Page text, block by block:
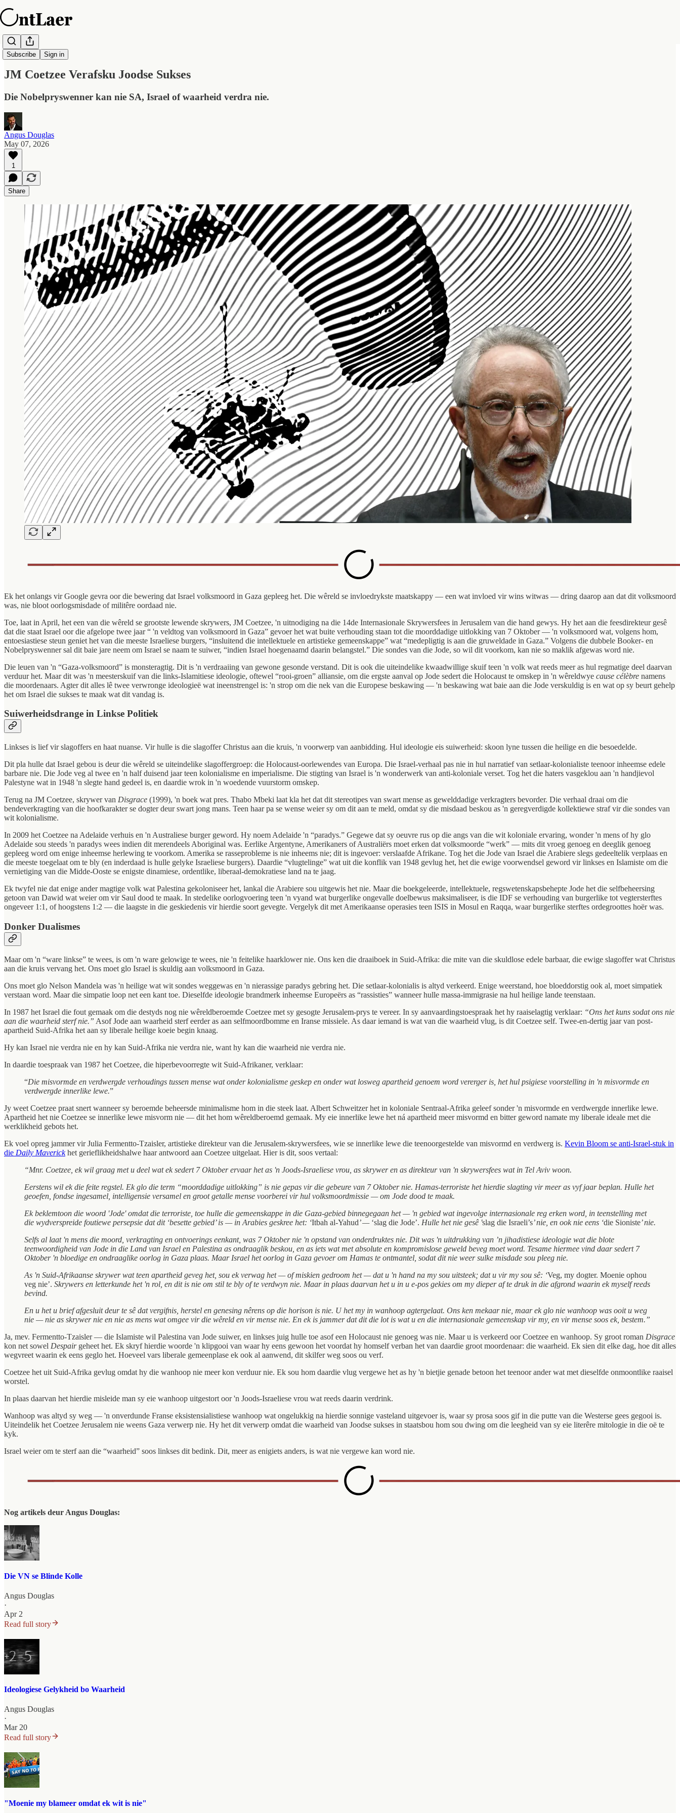
Subscribe Sign in
OntLaer Daagliks
JM Coetzee Verafsku Joodse Sukses
Die Nobelpryswenner kan nie SA, Israel of waarheid verdra nie.
Angus Douglas
May 07, 2026
1
Share
Ek het onlangs vir Google gevra oor die bewering dat Israel volksmoord in Gaza gepleeg het. Die wêreld se invloedrykste maatskappy — een wat invloed vir wins witwas — dring daarop aan dat dit volksmoord
was, nie bloot oorlogsmisdade of militêre oordaad nie.
Toe, laat in April, het een van die wêreld se grootste lewende skrywers, JM Coetzee, 'n uitnodiging na die 14de Internasionale Skrywersfees in Jerusalem van die hand gewys. Hy het aan die feesdirekteur gesê
dat die staat Israel oor die afgelope twee jaar “ 'n veldtog van volksmoord in Gaza” gevoer het wat buite verhouding staan tot die moorddadige uitlokking van 7 Oktober — 'n volksmoord wat, volgens hom,
entoesiastiese steun geniet het van die meeste Israeliese burgers, “insluitend die intellektuele en artistieke gemeenskappe” wat “medepligtig is aan die gruweldade in Gaza.” Volgens die dubbele Booker- en
Nobelpryswenner sal dit baie jare neem om Israel se naam te suiwer, “indien Israel hoegenaamd daarin belangstel.” Die sondes van die Jode, so wil dit voorkom, kan nie so maklik afgewas word nie.
Die leuen van 'n “Gaza-volksmoord” is monsteragtig. Dit is 'n verdraaiing van gewone gesonde verstand. Dit is ook die uiteindelike kwaadwillige skuif teen 'n volk wat reeds meer as hul regmatige deel daarvan
verduur het. Maar dit was 'n meesterskuif van die links-Islamitiese ideologie, oftewel “rooi-groen” alliansie, om die ergste aanval op Jode sedert die Holocaust te omskep in 'n wêreldwye cause célèbre namens
die moordenaars. Agter dit alles lê twee verwronge ideologieë wat ineenstrengel is: 'n strop om die nek van die Europese beskawing — 'n beskawing wat baie aan die Jode verskuldig is en wat op sy beurt gehelp
het om Israel die sukses te maak wat dit vandag is.
Suiwerheidsdrange in Linkse Politiek
Linkses is lief vir slagoffers en haat nuanse. Vir hulle is die slagoffer Christus aan die kruis, 'n voorwerp van aanbidding. Hul ideologie eis suiwerheid: skoon lyne tussen die heilige en die besoedelde.
Dit pla hulle dat Israel gebou is deur die wêreld se uiteindelike slagoffergroep: die Holocaust-oorlewendes van Europa. Die Israel-verhaal pas nie in hul narratief van setlaar-kolonialiste teenoor inheemse edele
barbare nie. Die Jode veg al twee en 'n half duisend jaar teen kolonialisme en imperialisme. Die stigting van Israel is 'n wonderwerk van anti-koloniale verset. Tog het die haters vasgeklou aan 'n handjievol
Palestyne wat in 1948 'n slegte hand gedeel is, en daardie wrok in 'n woedende vuurstorm omskep.
Terug na JM Coetzee, skrywer van Disgrace (1999), 'n boek wat pres. Thabo Mbeki laat kla het dat dit stereotipes van swart mense as gewelddadige verkragters bevorder. Die verhaal draai om die
bendeverkragting van die hoofkarakter se dogter deur swart jong mans. Teen haar pa se wense weier sy om dit aan te meld, omdat sy die misdaad beskou as 'n geregverdigde kollektiewe straf vir die sondes van
wit kolonialisme.
In 2009 het Coetzee na Adelaide verhuis en 'n Australiese burger geword. Hy noem Adelaide 'n “paradys.” Gegewe dat sy oeuvre rus op die angs van die wit koloniale ervaring, wonder 'n mens of hy glo
Adelaide sou steeds 'n paradys wees indien dit merendeels Aboriginal was. Eerlike Argentyne, Amerikaners of Australiërs moet erken dat volksmoorde “werk” — mits dit vroeg genoeg en deeglik genoeg
gepleeg word om enige inheemse herlewing te voorkom. Amerika se rasseprobleme is nie inheems nie; dit is ingevoer: verslaafde Afrikane. Tog het die Jode van Israel die Arabiere slegs gedeeltelik verplaas en
die meeste toegelaat om te bly (en inderdaad is hulle gelyke Israeliese burgers). Daardie “vlugtelinge” wat uit die konflik van 1948 gevlug het, het die ewige voorwendsel geword vir linkses en Islamiste om die
vernietiging van die Midde-Ooste se enigste dinamiese, ordentlike, liberaal-demokratiese land na te jaag.
Ek twyfel nie dat enige ander magtige volk wat Palestina gekoloniseer het, lankal die Arabiere sou uitgewis het nie. Maar die boekgeleerde, intellektuele, regswetenskapsbehepte Jode het die selfbeheersing
getoon van Dawid wat weier om vir Saul dood te maak. In stedelike oorlogvoering teen 'n vyand wat burgerlike ongevalle doelbewus maksimaliseer, is die IDF se verhouding van burgerlike tot vegtersterftes
ongeveer 1:1, of hoogstens 1:2 — die laagste in die geskiedenis vir hierdie soort gevegte. Vergelyk dit met Amerikaanse operasies teen ISIS in Mosul en Raqqa, waar burgerlike sterftes ordegroottes hoër was.
Donker Dualismes
Maar om 'n “ware linkse” te wees, is om 'n ware gelowige te wees, nie 'n feitelike haarklower nie. Ons ken die draaiboek in Suid-Afrika: die mite van die skuldlose edele barbaar, die ewige slagoffer wat Christus
aan die kruis vervang het. Ons moet glo Israel is skuldig aan volksmoord in Gaza.
Ons moet glo Nelson Mandela was 'n heilige wat wit sondes weggewas en 'n nierassige paradys gebring het. Die setlaar-kolonialis is altyd verkeerd. Enige weerstand, hoe bloeddorstig ook al, moet simpatiek
verstaan word. Maar die simpatie loop net een kant toe. Dieselfde ideologie brandmerk inheemse Europeërs as “rassisties” wanneer hulle massa-immigrasie na hul heilige lande teenstaan.
In 1987 het Israel die fout gemaak om die destyds nog nie wêreldberoemde Coetzee met sy gesogte Jerusalem-prys te vereer. In sy aanvaardingstoespraak het hy raaiselagtig verklaar: “Ons het kuns sodat ons nie
aan die waarheid sterf nie.” Asof Jode aan waarheid sterf eerder as aan selfmoordbomme en Iranse missiele. As daar iemand is wat van die waarheid vlug, is dit Coetzee self. Twee-en-dertig jaar van post-
apartheid Suid-Afrika het aan sy liberale heilige koeie begin knaag.
Hy kan Israel nie verdra nie en hy kan Suid-Afrika nie verdra nie, want hy kan die waarheid nie verdra nie.
In daardie toespraak van 1987 het Coetzee, die hiperbevoorregte wit Suid-Afrikaner, verklaar:
“Die misvormde en verdwergde verhoudings tussen mense wat onder kolonialisme geskep en onder wat losweg apartheid genoem word vererger is, het hul psigiese voorstelling in 'n misvormde en
verdwergde innerlike lewe.”
Jy weet Coetzee praat snert wanneer sy beroemde beheersde minimalisme hom in die steek laat. Albert Schweitzer het in koloniale Sentraal-Afrika geleef sonder 'n misvormde en verdwergde innerlike lewe.
Apartheid het nie Coetzee se innerlike lewe misvorm nie — dit het hom wêreldberoemd gemaak. My eie innerlike lewe het ná apartheid meer misvormd en bitter geword namate my liberale ideale met die
werklikheid gebots het.
Ek voel opreg jammer vir Julia Fermentto-Tzaisler, artistieke direkteur van die Jerusalem-skrywersfees, wie se innerlike lewe die teenoorgestelde van misvormd en verdwerg is. Kevin Bloom se anti-Israel-stuk in
die Daily Maverickhet gerieflikheidshalwe haar antwoord aan Coetzee uitgelaat. Hier is dit, soos vertaal:
“Mnr. Coetzee, ek wil graag met u deel wat ek sedert 7 Oktober ervaar het as 'n Joods-Israeliese vrou, as skrywer en as direkteur van 'n skrywersfees wat in Tel Aviv woon.
Eerstens wil ek die feite regstel. Ek glo die term “moorddadige uitlokking” is nie gepas vir die gebeure van 7 Oktober nie. Hamas-terroriste het hierdie slagting vir meer as vyf jaar beplan. Hulle het
geoefen, fondse ingesamel, intelligensie versamel en groot getalle mense voorberei vir hul volksmoordmissie — om Jode dood te maak.
Ek beklemtoon die woord 'Jode' omdat die terroriste, toe hulle die gemeenskappe in die Gaza-gebied binnegegaan het — 'n gebied wat ingevolge internasionale reg erken word, in teenstelling met
die wydverspreide foutiewe persepsie dat dit ‘besette gebied’ is — in Arabies geskree het: ‘Itbah al-Yahud’ —‘slag die Jode’. Hulle het nie gesê 'slag die Israeli’s’ nie, en ook nie eens ‘die Sioniste’ nie.
Selfs al laat 'n mens die moord, verkragting en ontvoerings eenkant, was 7 Oktober nie 'n opstand van onderdruktes nie. Dit was 'n uitdrukking van ’n jihadistiese ideologie wat die blote
teenwoordigheid van Jode in die Land van Israel en Palestina as ondraaglik beskou, en as iets wat met absolute en kompromislose geweld beveg moet word. Tesame hiermee vind daar sedert 7
Oktober 'n bloedige en ondraaglike oorlog in Gaza plaas. Maar Israel het oorlog in Gaza gevoer om Hamas te ontmantel, sodat dit nie weer sulke misdade sou pleeg nie.
As 'n Suid-Afrikaanse skrywer wat teen apartheid geveg het, sou ek verwag het — of miskien gedroom het — dat u 'n hand na my sou uitsteek; dat u vir my sou sê: ‘Veg, my dogter. Moenie ophou
veg nie’. Skrywers en letterkunde het 'n rol, en dit is nie om stil te bly of te verdwyn nie. Maar in plaas daarvan het u in u e-pos gekies om my dieper af te druk in die afgrond waarin ek myself reeds
bevind.
En u het u brief afgesluit deur te sê dat vergifnis, herstel en genesing nêrens op die horison is nie. U het my in wanhoop agtergelaat. Ons ken mekaar nie, maar ek glo nie wanhoop was ooit u weg
nie — nie as skrywer nie en nie as mens wat omgee vir die wêreld en vir mense nie. En ek is jammer dat dit die lot is wat u en die internasionale gemeenskap vir my, en vir mense soos ek, bestem.”
Ja, mev. Fermentto-Tzaisler — die Islamiste wil Palestina van Jode suiwer, en linkses juig hulle toe asof een Holocaust nie genoeg was nie. Maar u is verkeerd oor Coetzee en wanhoop. Sy groot roman Disgrace
kon net sowel Despairgeheet het. Ek skryf hierdie woorde 'n klipgooi van waar hy eens gewoon het voordat hy homself verban het van daardie groot moordenaar: die waarheid. Ek sien dit elke dag, hoe dit alles
wegvreet waarin ek eens geglo het. Hoeveel vars liberale gemeenplase ek ook al aanwend, dit skilfer weg soos ou verf.
Coetzee het uit Suid-Afrika gevlug omdat hy die wanhoop nie meer kon verduur nie. Ek sou hom daardie vlug vergewe het as hy 'n bietjie genade betoon het teenoor ander wat met dieselfde onmoontlike raaisel
worstel.
In plaas daarvan het hierdie misleide man sy eie wanhoop uitgestort oor 'n Joods-Israeliese vrou wat reeds daarin verdrink.
Wanhoop was altyd sy weg — 'n onverdunde Franse eksistensialistiese wanhoop wat ongelukkig na hierdie sonnige vasteland uitgevoer is, waar sy prosa soos gif in die putte van die Westerse gees gegooi is.
Uiteindelik het Coetzee Jerusalem nie weens Gaza verwerp nie. Hy het dit verwerp omdat die waarheid van Joodse sukses in staatsbou hom sou dwing om die leegheid van sy eie literêre mitologie in die oë te
kyk.
Israel weier om te sterf aan die “waarheid” soos linkses dit bedink. Dit, meer as enigiets anders, is wat nie vergewe kan word nie.
Nog artikels deur Angus Douglas:
Die VN se Blinde Kolle
Angus Douglas
·
Apr 2
Read full story
Ideologiese Gelykheid bo Waarheid
Angus Douglas
·
Mar 20
Read full story
"Moenie my blameer omdat ek wit is nie"